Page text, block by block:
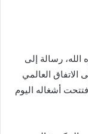
رسالة إلى
العالمي
أشغاله اليوم